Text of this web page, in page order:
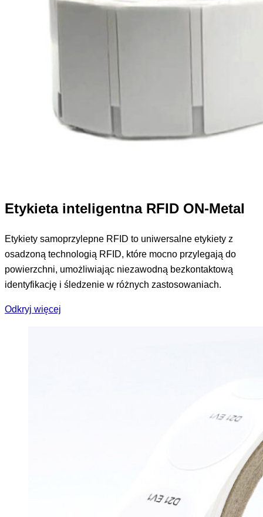
Etykieta inteligentna RFID ON-Metal
Etykiety samoprzylepne RFID to uniwersalne etykiety z
osadzoną technologią RFID, które mocno przylegają do
powierzchni, umożliwiając niezawodną bezkontaktową
identyfikację i śledzenie w różnych zastosowaniach.
Odkryj więcej